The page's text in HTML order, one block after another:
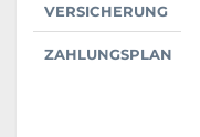
VERSICHERUNG
ZAHLUNGSPLAN